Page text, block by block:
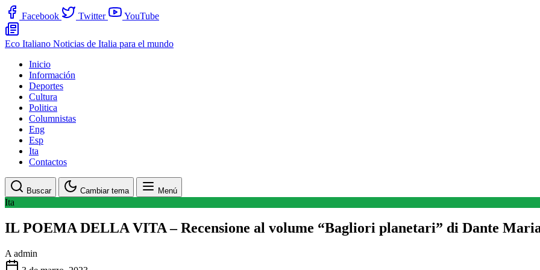
Facebook Twitter YouTube
Eco Italiano Noticias de Italia para el mundo
Inicio
Información
Deportes
Cultura
Politica
Columnistas
Eng
Esp
Ita
Contactos
Buscar Cambiar tema Menú
Ita
IL POEMA DELLA VITA – Recensione al volume “Bagliori planetari” di Dante
A admin